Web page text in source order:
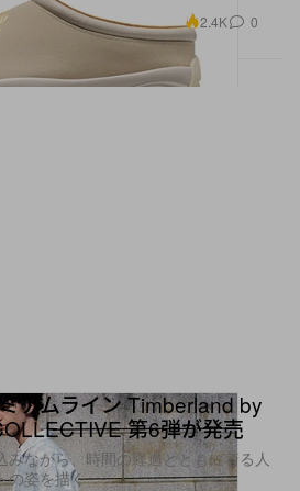
2.4K 0
アムライン Timberland by
第6弾が発売
ながら、時間の経過とともに着る人
の姿を描く